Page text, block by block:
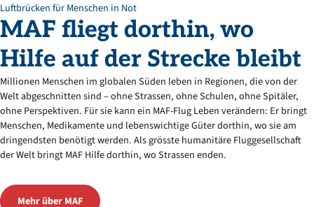
Luftbrücken für Menschen in Not
MAF fliegt dorthin, wo
Hilfe auf der Strecke bleibt
Millionen Menschen im globalen Süden leben in Regionen, die von der
Welt abgeschnitten sind – ohne Strassen, ohne Schulen, ohne Spitäler,
ohne Perspektiven. Für sie kann ein MAF-Flug Leben verändern: Er bringt
Menschen, Medikamente und lebenswichtige Güter dorthin, wo sie am
dringendsten benötigt werden. Als grösste humanitäre Fluggesellschaft
der Welt bringt MAF Hilfe dorthin, wo Strassen enden.
Mehr über MAF